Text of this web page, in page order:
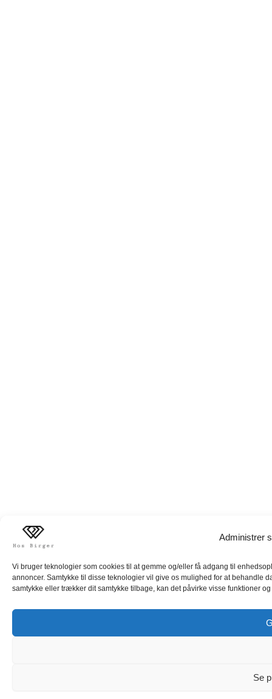
Administrer
Vi bruger teknologier som cookies til at gemme og/eller få adgang til
annoncer. Samtykke til disse teknologier vil give os mulighed for at behandle
samtykke eller trækker dit samtykke tilbage, kan det påvirke visse funktioner
Se